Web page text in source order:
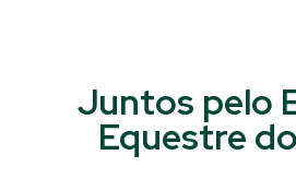
Juntos pelo
Equestre